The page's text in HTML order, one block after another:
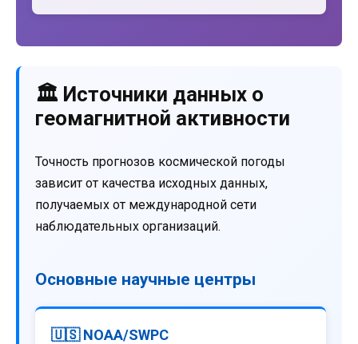
🏛️ Источники данных о
геомагнитной активности
Точность прогнозов космической погоды
зависит от качества исходных данных,
получаемых от международной сети
наблюдательных организаций.
Основные научные центры
🇺🇸 NOAA/SWPC